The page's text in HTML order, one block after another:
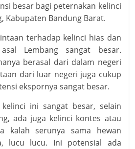
besar bagi peternakan kelinci
Kabupaten Bandung Barat.
terhadap kelinci hias dan
Lembang sangat besar.
berasal dari dalam negeri
dari luar negeri juga cukup
ekspornya sangat besar.
ini sangat besar, selain
ada juga kelinci kontes atau
kalah serunya sama hewan
lucu lucu. Ini potensial ada